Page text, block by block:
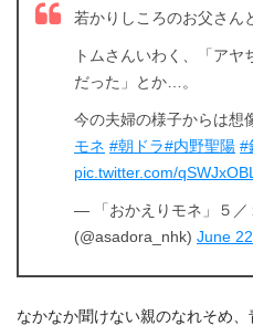
若かりしころのお父さん
トムさんいわく、「ア
だった」とか…。
今の夫婦の様子からは想
モネ #朝ドラ#内野聖陽 #
pic.twitter.com/
— 「おかえりモネ」５／
(@asadora_nhk) June
なかなか聞けない親のなれそめ、